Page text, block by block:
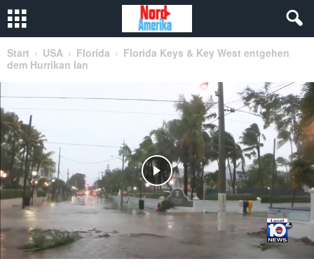
Start USA Florida
Florida Keys & Key West entgehen
dem Hurrikan Ian